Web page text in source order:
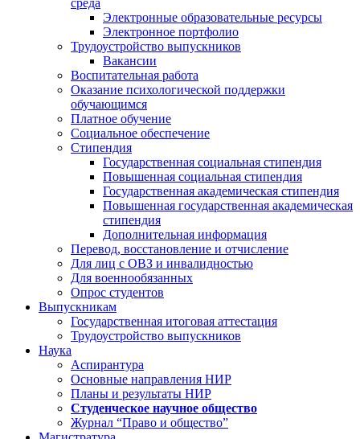
среда
Электронные образовательные ресурсы
Электронное портфолио
Трудоустройство выпускников
Вакансии
Воспитательная работа
Оказание психологической поддержки
обучающимся
Платное обучение
Социальное обеспечение
Стипендия
Государственная социальная стипендия
Повышенная социальная стипендия
Государственная академическая стипендия
Повышенная государственная академическая
стипендия
Дополнительная информация
Перевод, восстановление и отчисление
Для лиц с ОВЗ и инвалидностью
Для военнообязанных
Опрос студентов
Выпускникам
Государственная итоговая аттестация
Трудоустройство выпускников
Наука
Аспирантура
Основные направления НИР
Планы и результаты НИР
Студенческое научное общество
Журнал “Право и общество”